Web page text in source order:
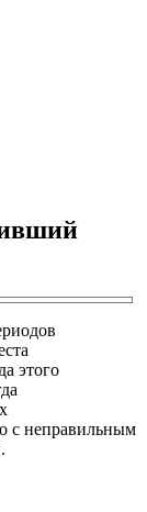
этого
с неправильным